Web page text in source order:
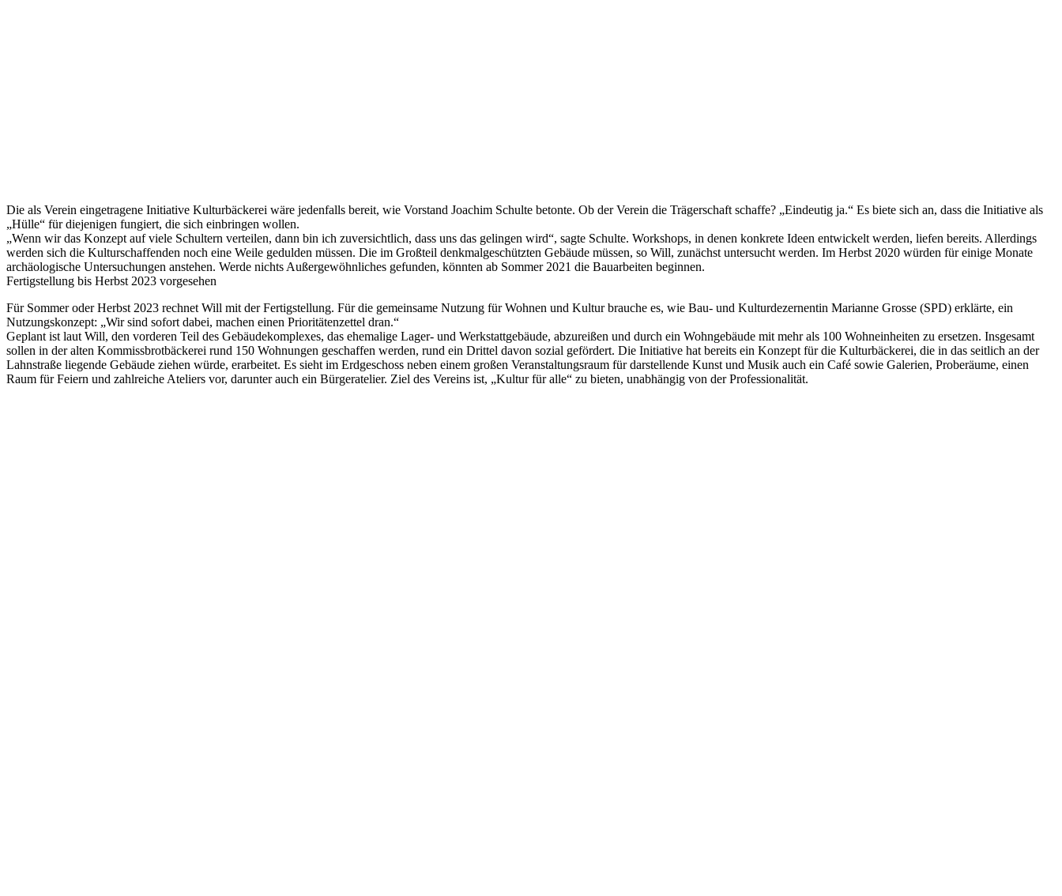
Die als Verein eingetragene Initiative Kulturbäckerei wäre jedenfalls bereit, wie Vorstand Joachim Schulte betonte. Ob der Verein die Trägerschaft schaffe? „Eindeutig ja.“ Es biete sich an, dass die Initiative als
„Hülle“ für diejenigen fungiert, die sich einbringen wollen.
„Wenn wir das Konzept auf viele Schultern verteilen, dann bin ich zuversichtlich, dass uns das gelingen wird“, sagte Schulte. Workshops, in denen konkrete Ideen entwickelt werden, liefen bereits. Allerdings
werden sich die Kulturschaffenden noch eine Weile gedulden müssen. Die im Großteil denkmalgeschützten Gebäude müssen, so Will, zunächst untersucht werden. Im Herbst 2020 würden für einige Monate
archäologische Untersuchungen anstehen. Werde nichts Außergewöhnliches gefunden, könnten ab Sommer 2021 die Bauarbeiten beginnen.
Fertigstellung bis Herbst 2023 vorgesehen
Für Sommer oder Herbst 2023 rechnet Will mit der Fertigstellung. Für die gemeinsame Nutzung für Wohnen und Kultur brauche es, wie Bau- und Kulturdezernentin Marianne Grosse (SPD) erklärte, ein
Nutzungskonzept: „Wir sind sofort dabei, machen einen Prioritätenzettel dran.“
Geplant ist laut Will, den vorderen Teil des Gebäudekomplexes, das ehemalige Lager- und Werkstattgebäude, abzureißen und durch ein Wohngebäude mit mehr als 100 Wohneinheiten zu ersetzen. Insgesamt
sollen in der alten Kommissbrotbäckerei rund 150 Wohnungen geschaffen werden, rund ein Drittel davon sozial gefördert. Die Initiative hat bereits ein Konzept für die Kulturbäckerei, die in das seitlich an der
Lahnstraße liegende Gebäude ziehen würde, erarbeitet. Es sieht im Erdgeschoss neben einem großen Veranstaltungsraum für darstellende Kunst und Musik auch ein Café sowie Galerien, Proberäume, einen
Raum für Feiern und zahlreiche Ateliers vor, darunter auch ein Bürgeratelier. Ziel des Vereins ist, „Kultur für alle“ zu bieten, unabhängig von der Professionalität.